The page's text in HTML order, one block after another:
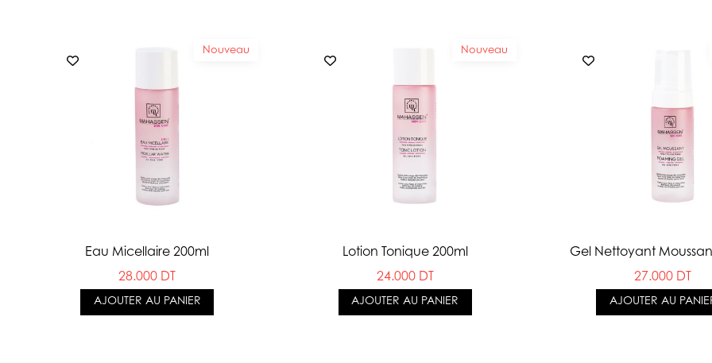
Nouveau
Eau Micellaire 200ml
28.000 DT
AJOUTER AU PANIER
Nouveau
Lotion Tonique 200ml
24.000 DT
AJOUTER AU PANIER
Gel Nettoyant
27.000 DT
AJOUTER AU